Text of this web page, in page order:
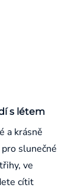
s létem
a krásně
slunečné
ve
cítit